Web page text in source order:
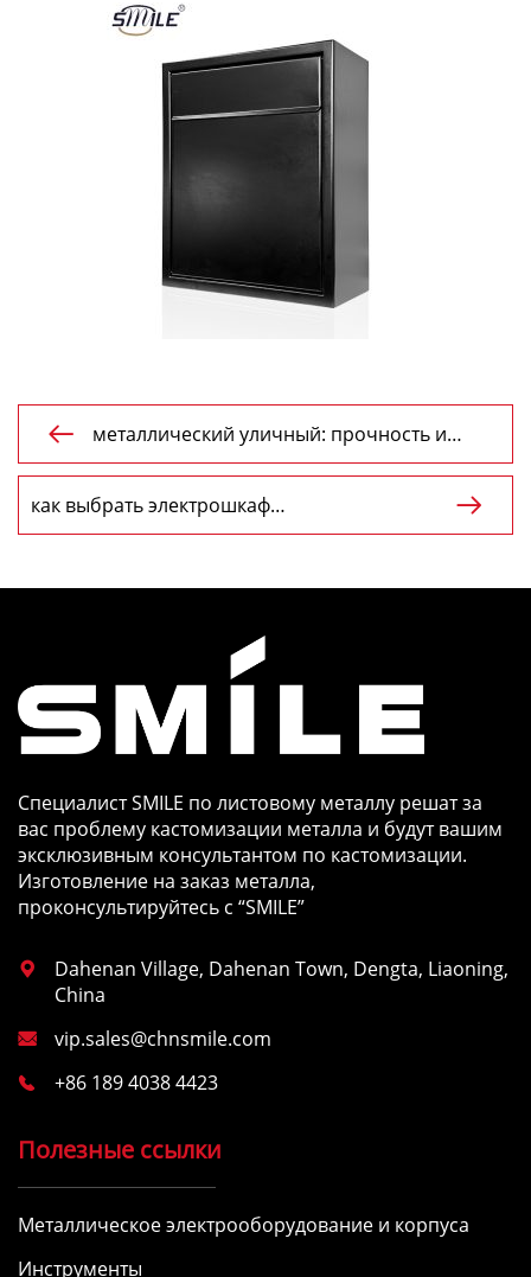

металлический уличный: прочность и
долговечность для стильного открытого
как выбрать электрошкаф
уличный:Создание идеального открытого

Специалист SMILE по листовому металлу решат за
вас проблему кастомизации металла и будут вашим
эксклюзивным консультантом по кастомизации.
Изготовление на заказ металла,
проконсультируйтесь с “SMILE”

Dahenan Village, Dahenan Town, Dengta, Liaoning,
China
 vip.sales@chnsmile.com
 +86 189 4038 4423
Полезные ссылки
Металлическое электрооборудование и корпуса
Инструменты